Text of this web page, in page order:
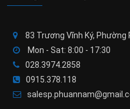
83 Trương Vĩnh Ký, Phường
Mon - Sat: 8:00 - 17:30
028.3974.2858
0915.378.118